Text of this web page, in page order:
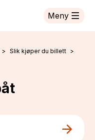
Meny
Slik kjøper du billett